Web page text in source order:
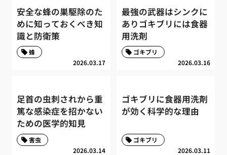
安全な蜂の巣駆除のた
めに知っておくべき知
識と防衛策
2026.03.17
蜂
最強の武器はシンクに
ありゴキブリには食器
用洗剤
2026.03.16
ゴキブリ
足首の虫刺されから重
篤な感染症を招かない
ための医学的知見
2026.03.14
害虫
ゴキブリに食器用洗剤
が効く科学的な理由
2026.03.11
ゴキブリ